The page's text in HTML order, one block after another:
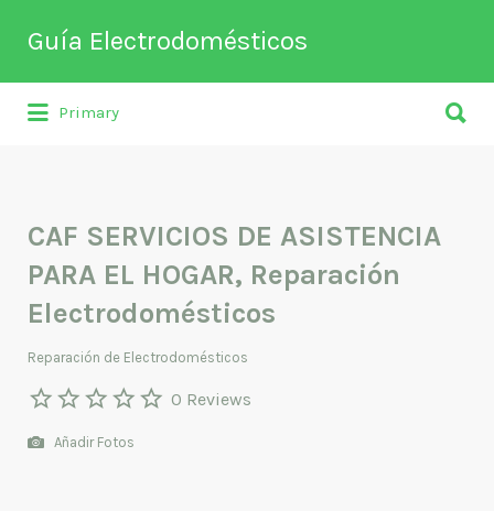
Guía Electrodomésticos
Directorio de empresas relacionadas
Buscar
por:
Primary
por:
CAF SERVICIOS DE ASISTENCIA
PARA EL HOGAR, Reparación
Electrodomésticos
Reparación de Electrodomésticos
0 Reviews
Añadir Fotos